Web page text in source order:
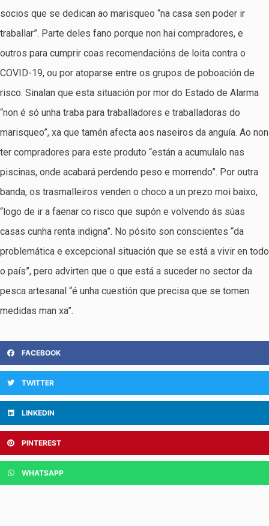
socios que se dedican ao marisqueo “na casa sen poder ir
traballar”. Parte deles fano porque non hai compradores, e
outros para cumprir coas recomendacións de loita contra o
COVID-19, ou por atoparse entre os grupos de poboación de
risco. Sinalan que esta situación por mor do Estado de Alarma
“non é só unha traba para traballadores e traballadoras do
marisqueo”, xa que tamén afecta aos naseiros da anguía. Ao non
ter compradores para este produto “están a acumulalo nas
piscinas, onde acabará perdendo peso e morrendo”. Por outra
banda, os trasmalleiros venden o choco a un prezo moi baixo,
“logo de ir a faenar co risco que supón e volvendo ás súas
casas cunha renta indigna”. No pósito son conscientes “da
problemática e excepcional situación que se está a vivir en todo
o país”, pero advirten que o que está a suceder no sector da
pesca artesanal “é unha cuestión que precisa que se tomen
medidas man xa”.
FACEBOOK
TWITTER
LINKEDIN
PINTEREST
WHATSAPP